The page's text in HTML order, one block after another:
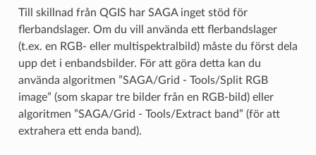
Till skillnad från QGIS har SAGA inget stöd för
flerbandslager. Om du vill använda ett flerbandslager
(t.ex. en RGB- eller multispektralbild) måste du först dela
upp det i enbandsbilder. För att göra detta kan du
använda algoritmen ”SAGA/Grid - Tools/Split RGB
image” (som skapar tre bilder från en RGB-bild) eller
algoritmen ”SAGA/Grid - Tools/Extract band” (för att
extrahera ett enda band).